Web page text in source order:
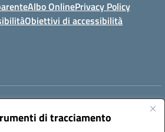
di tracciamento
Albo OnlinePrivacy Policy
Obiettivi di accessibilità
- 0924534879 Partanna